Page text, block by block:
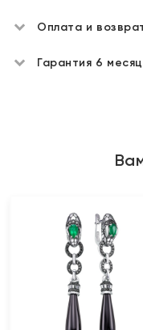
Оплата и
Гарантия 6